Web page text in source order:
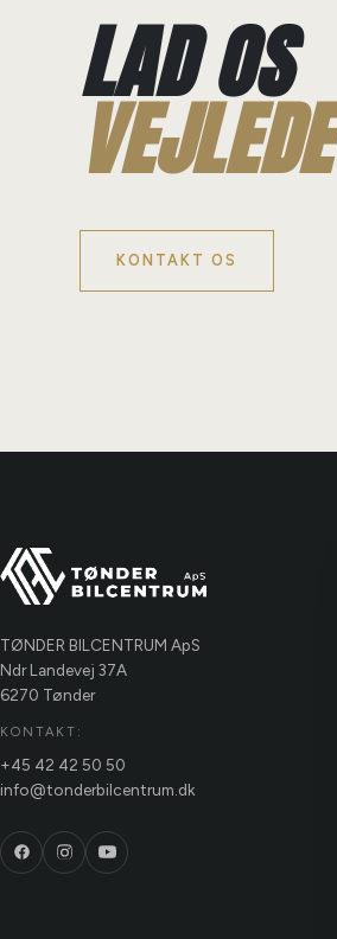
LAD OS
KONTAKT OS
TØNDER BILCENTRUM ApS
Ndr Landevej 37A
6270 Tønder
KONTAKT:
+45 42 42 50 50
info@tonderbilcentrum.dk